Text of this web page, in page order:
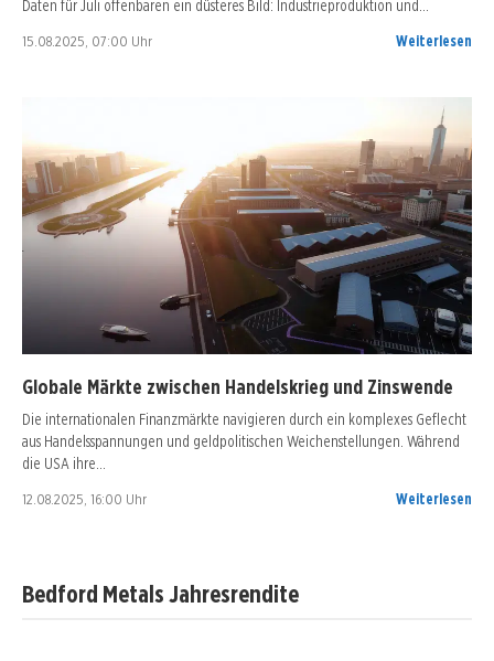
Daten für Juli offenbaren ein düsteres Bild: Industrieproduktion und…
15.08.2025, 07:00 Uhr Weiterlesen
Globale Märkte zwischen Handelskrieg und Zinswende
Die internationalen Finanzmärkte navigieren durch ein komplexes Geflecht
aus Handelsspannungen und geldpolitischen Weichenstellungen. Während
die USA ihre…
12.08.2025, 16:00 Uhr Weiterlesen
Bedford Metals Jahresrendite